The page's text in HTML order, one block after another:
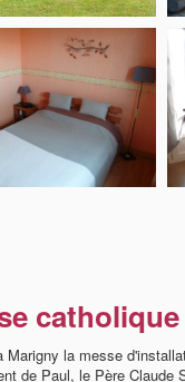
catholique
la messe
de Paul, le Père Claude